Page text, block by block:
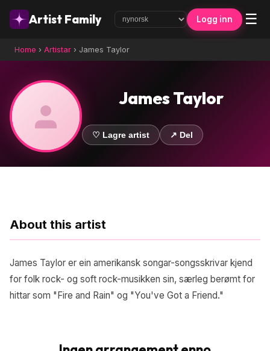
Artist Family Logg inn ☰
Home › Artistar › James Taylor
James Taylor
♡ Lagre artist ↗ Del
About this artist
James Taylor er ein amerikansk songar-songsskrivar kjend
for folk rock- og soft rock-musikken sin, særleg berømt for
hittar som "Fire and Rain" og "You've Got a Friend."